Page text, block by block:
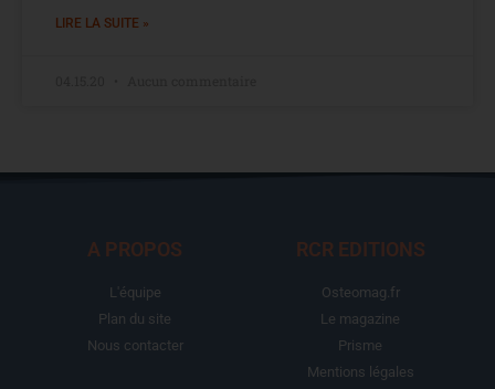
LIRE LA SUITE »
A PROPOS
L'équipe
Plan du site
Nous contacter
RCR EDITIONS
Osteomag.fr
Le magazine
Prisme
Mentions légales